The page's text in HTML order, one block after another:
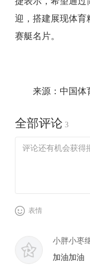
迎，搭建展现体育
赛艇名片。
来源：中国体
全部评论 3
表情
小胖小枣
加油加油